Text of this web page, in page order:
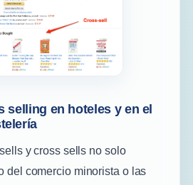
selling en hoteles y en el
y cross sells no solo
del comercio minorista o las